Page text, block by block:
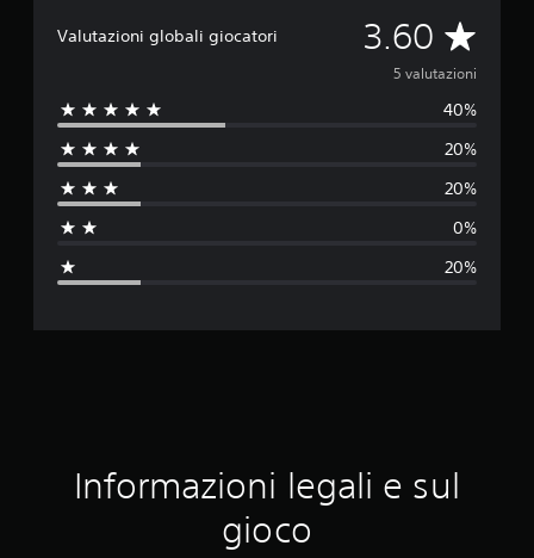
Valutazioni globali giocatori 3.60 V
a
u
a
i
e
5 valutazioni
40%
20%
20%
0%
20%
Informazioni legali e sul
gioco